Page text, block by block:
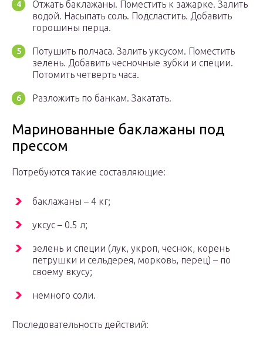
Отжать баклажаны. Поместить к зажарке. Залить
водой. Насыпать соль. Подсластить. Добавить
горошины перца.
Потушить полчаса. Залить уксусом. Поместить
зелень. Добавить чесночные зубки и специи.
Потомить четверть часа.
Разложить по банкам. Закатать.
Маринованные баклажаны под
прессом
Потребуются такие составляющие:
баклажаны – 4 кг;
уксус – 0.5 л;
зелень и специи (лук, укроп, чеснок, корень
петрушки и сельдерея, морковь, перец) – по
своему вкусу;
немного соли.
Последовательность действий: